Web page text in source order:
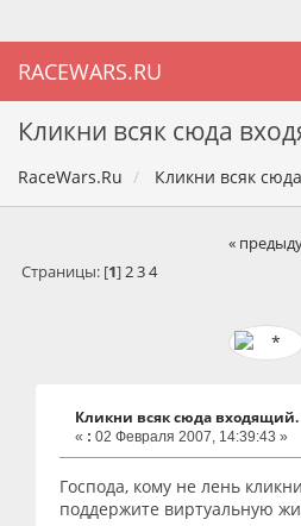
RACEWARS.RU
Кликни всяк сюда
RaceWars.Ru Кликни всяк
«
Страницы: [1]2 3 4
Кликни всяк сюда входящий.
« : 02 Февраля 2007, 14:39:43 »
Господа, кому не лень
поддержите виртуальную